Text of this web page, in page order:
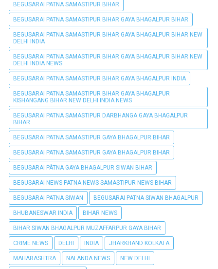
BEGUSARAI PATNA SAMASTIPUR BIHAR
BEGUSARAI PATNA SAMASTIPUR BIHAR GAYA BHAGALPUR BIHAR
BEGUSARAI PATNA SAMASTIPUR BIHAR GAYA BHAGALPUR BIHAR NEW
DELHI INDIA
BEGUSARAI PATNA SAMASTIPUR BIHAR GAYA BHAGALPUR BIHAR NEW
DELHI INDIA NEWS
BEGUSARAI PATNA SAMASTIPUR BIHAR GAYA BHAGALPUR INDIA
BEGUSARAI PATNA SAMASTIPUR BIHAR GAYA BHAGALPUR
KISHANGANG BIHAR NEW DELHI INDIA NEWS
BEGUSARAI PATNA SAMASTIPUR DARBHANGA GAYA BHAGALPUR
BIHAR
BEGUSARAI PATNA SAMASTIPUR GAYA BHAGALPUR BIHAR
BEGUSARAI PATNA SAMASTIPUR GAYA BHAGALPUR BIHAR
BEGUSARAI PÀTNA GAYA BHAGALPUR SIWAN BIHAR
BEGUSARAI NEWS PATNA NEWS SAMASTIPUR NEWS BIHAR
BEGUSARAI PATNA SIWAN BEGUSARAI PATNA SIWAN BHAGALPUR
BHUBANESWAR INDIA BIHAR NEWS
BIHAR SIWAN BHAGALPUR MUZAFFARPUR GAYA BIHAR
CRIME NEWS DELHI INDIA JHARKHAND KOLKATA
MAHARASHTRA NALANDA NEWS NEW DELHI